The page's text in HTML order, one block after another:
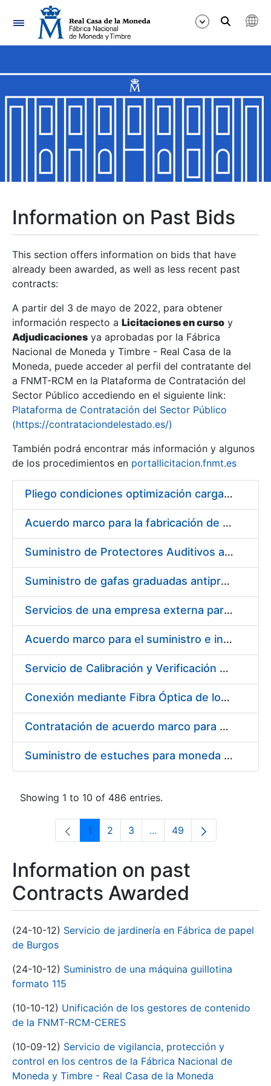
Navigation
Show/Hide
Show/Hide
Show/Hide
Show/Hide
Show/Hide
Show/Hide
Information on Past Bids
This section offers information on bids that have
already been awarded, as well as less recent past
contracts:
A partir del 3 de mayo de 2022, para obtener
información respecto a Licitaciones en curso y
Adjudicaciones ya aprobadas por la Fábrica
Nacional de Moneda y Timbre - Real Casa de la
Moneda, puede acceder al perfil del contratante del
a FNMT-RCM en la Plataforma de Contratación del
Sector Público accediendo en el siguiente link:
Plataforma de Contratación del Sector Público
(https://contrataciondelestado.es/)
También podrá encontrar más información y algunos
de los procedimientos en portallicitacion.fnmt.es
Pliego condiciones optimización cargas compras firmado
Acuerdo marco para la fabricación de piezas
Suministro de Protectores Auditivos a medida para las personas trabajadoras de los Centros de Trabajo de Madrid y Burgos
Suministro de gafas graduadas antiproyecciones para los trabajadores de la FNMT-RCM en los centros de trabajo de Madrid y Burgos
Servicios de una empresa externa para el asesoramiento y resolución de los recursos de alzada que se presentan relacionados con procesos de selección para la FNMT-RCM
Acuerdo marco para el suministro e instalación de persianas, estores y otros complementos
Servicio de Calibración y Verificación Externa de los Equipos de Medición del Servicio de Prevención de la FNMT-RCM
Conexión mediante Fibra Óptica de los Centros de Proceso de Datos (CPDs) de las sedes de la FNMT-RCM de Burgos y Madrid
Contratación de acuerdo marco para el Suministro de Material de Electricidad para la Fábrica Nacional de Moneda y Timbre-Real Casa de la Moneda en su centro de trabajo de Burgos
Suministro de estuches para moneda de 30 €
Showing 1 to 10 of 486 entries.
Page
1 Page
2 Page
3 ...Intermediate Pages Use
Page
49
Information on past
Contracts Awarded
(24-10-12) Servicio de jardinería en Fábrica de papel
de Burgos
(24-10-12) Suministro de una máquina guillotina
formato 115
(10-10-12) Unificación de los gestores de contenido
de la FNMT-RCM-CERES
(10-09-12) Servicio de vigilancia, protección y
control en los centros de la Fábrica Nacional de
Moneda y Timbre - Real Casa de la Moneda